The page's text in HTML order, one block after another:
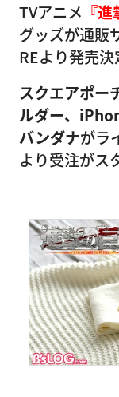
TVアニメ 『
グッズが通販
REより発売決
スクエアポー
ルダー、
バンダナがラ
より受注がス